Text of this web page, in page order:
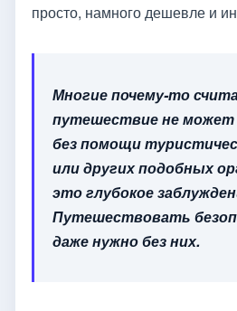
просто, намного дешевле и
Многие почему-то
путешествие не может
без помощи
или других подобных
это глубокое
Путешествовать
даже нужно без них.